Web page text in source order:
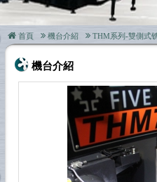
首頁 機台介紹 THM系列-雙側式
機台介紹